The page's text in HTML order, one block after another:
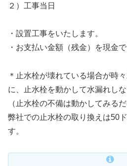
２）工事当日
・設置工事をいたします。
・お支払い金額（残金）を現金
＊止水栓が壊れている場合が時
に、止水栓を動かして水漏れし
（止水栓の不備は動かしてみる
弊社での止水栓の取り換えは50
す。